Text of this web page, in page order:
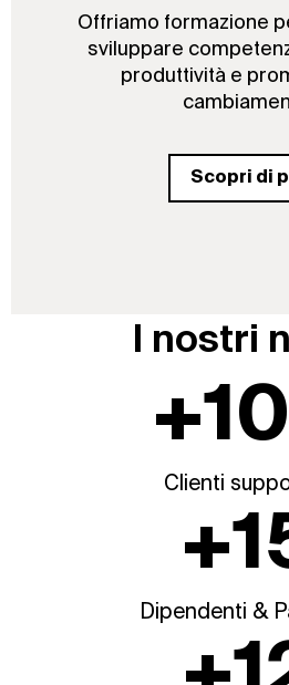
Offriamo formazione
sviluppare
produttività e
Scopri di
I nostri
Clienti
+
Dipendenti &
+